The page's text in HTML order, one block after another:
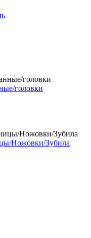
головки
Ножовки/Зубила